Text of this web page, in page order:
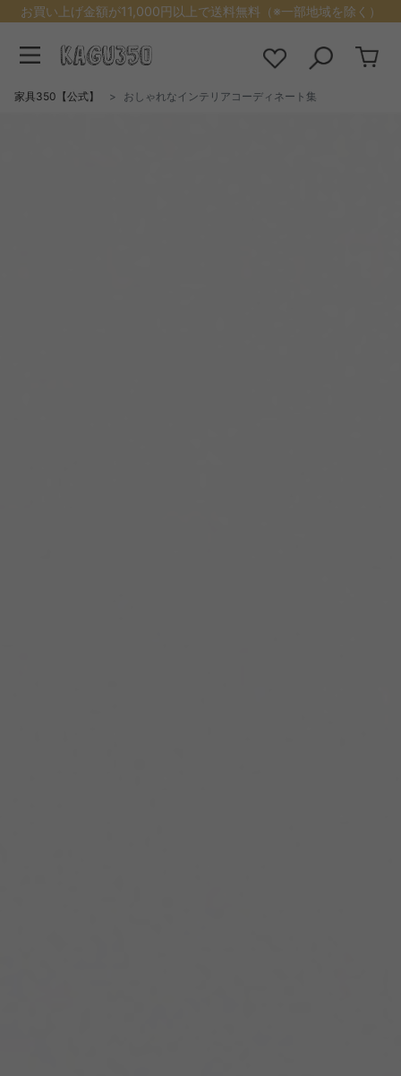
お買い上げ金額が11,000円以上で送料無料（※一部地域を除く）
家具350【公式】 おしゃれなインテリアコーディネート集